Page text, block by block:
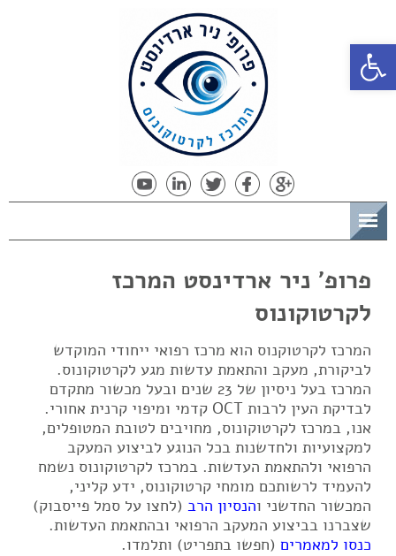
פתח סרגל נגישות
פרופ' ניר ארדינסט המרכז
לקרטוקונוס
המרכז לקרטוקנוס הוא מרכז רפואי ייחודי המוקדש
לביקורת, מעקב והתאמת עדשות מגע לקרטוקונוס.
המרכז בעל ניסיון של 23 שנים ובעל מכשור מתקדם
לבדיקת העין לרבות OCT קדמי ומיפוי קרנית אחורי.
אנו, במרכז לקרטוקונוס, מחויבים לטובת המטופלים,
למקצועיות ולחדשנות בכל הנוגע לביצוע המעקב
הרפואי ולהתאמת העדשות. במרכז לקרטוקונוס נשמח
להעמיד לרשותכם מומחי קרטוקונוס, ידע קליני,
המכשור החדשני והנסיון הרב (לחצו על סמל פייסבוק)
שצברנו בביצוע המעקב הרפואי ובהתאמת העדשות.
כנסו למאמרים (חפשו בתפריט) ותלמדו.